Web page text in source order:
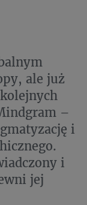
ale już
–
i
i
jej